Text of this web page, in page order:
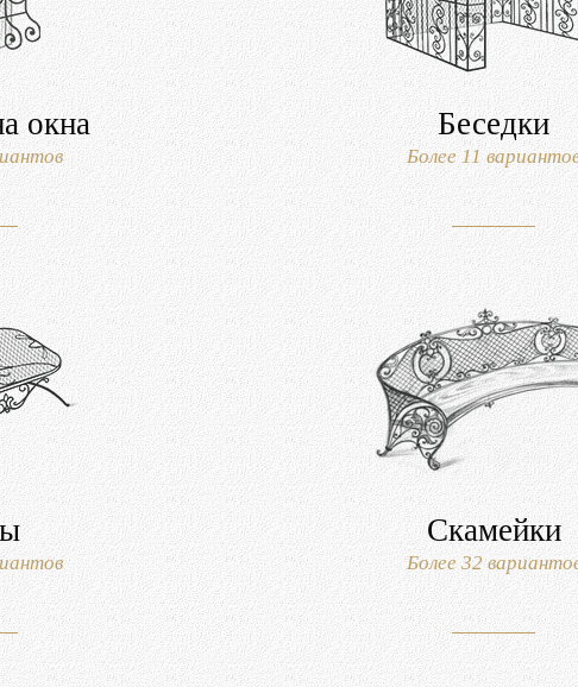
окна Беседки
Более 11
Скамейки
Более 32